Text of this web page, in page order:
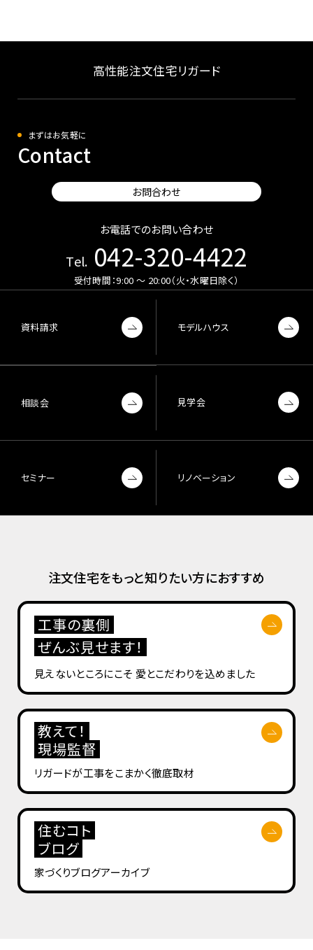
高性能注文住宅リガード
まずはお気軽に
Contact
お問合わせ
お電話でのお問い合わせ
Tel. 042-320-4422
受付時間：9:00 〜 20:00（火・水曜日除く）
資料請求 モデルハウス
相談会 見学会
セミナー リノベーション
注文住宅をもっと知りたい方におすすめ
工事の裏側
ぜんぶ見せます！
見えないところにこそ 愛とこだわりを込めました
教えて！
現場監督
リガードが工事をこまかく徹底取材
住むコト
ブログ
家づくりブログアーカイブ